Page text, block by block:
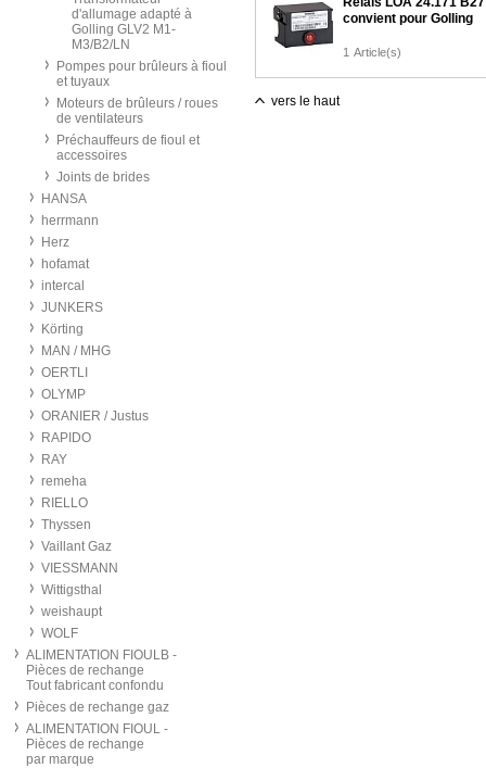
d'allumage adapté à
Golling GLV2 M1-
M3/B2/LN
Pompes pour brûleurs à fioul
et tuyaux
Moteurs de brûleurs / roues
de ventilateurs
Préchauffeurs de fioul et
accessoires
Joints de brides
HANSA
herrmann
Herz
hofamat
intercal
JUNKERS
Körting
MAN / MHG
OERTLI
OLYMP
ORANIER / Justus
RAPIDO
RAY
remeha
RIELLO
Thyssen
Vaillant Gaz
VIESSMANN
Wittigsthal
weishaupt
WOLF
ALIMENTATION FIOULB -
Pièces de rechange
Tout fabricant confondu
Pièces de rechange gaz
ALIMENTATION FIOUL -
Pièces de rechange
par marque
convient pour Golling
1 Article(s)
vers le haut